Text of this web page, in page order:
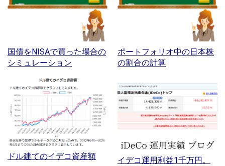
国債をNISAで買った場合の
シミュレーション
ポートフォリオ中の日本株
の割合の計算
ドル建てのイデコ資産額
イデコ運用利益1千万円。